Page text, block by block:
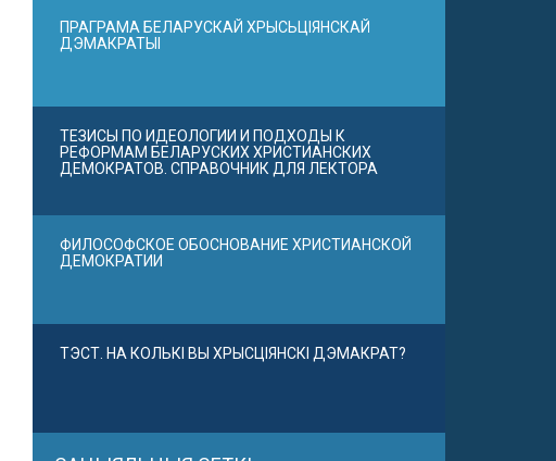
ПРАГРАМА БЕЛАРУСКАЙ ХРЫСЬЦІЯНСКАЙ
ДЭМАКРАТЫІ
ТЕЗИСЫ ПО ИДЕОЛОГИИ И ПОДХОДЫ К
РЕФОРМАМ БЕЛАРУСКИХ ХРИСТИАНСКИХ
ДЕМОКРАТОВ. СПРАВОЧНИК ДЛЯ ЛЕКТОРА
ФИЛОСОФСКОЕ ОБОСНОВАНИЕ ХРИСТИАНСКОЙ
ДЕМОКРАТИИ
ТЭСТ. НА КОЛЬКІ ВЫ ХРЫСЦІЯНСКІ ДЭМАКРАТ?